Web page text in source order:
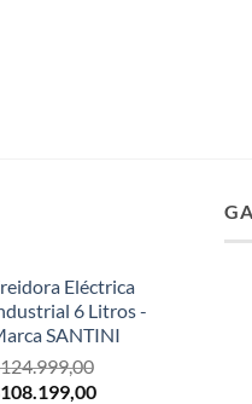
Eléctrica
6 Litros -
SANTINI
124.999,00
108.199,00El